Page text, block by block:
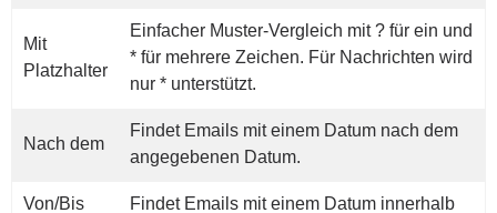
Mit
Platzhalter
Einfacher Muster-Vergleich mit ? für ein und
* für mehrere Zeichen. Für Nachrichten wird
nur * unterstützt.
Nach dem
Findet Emails mit einem Datum nach dem
angegebenen Datum.
Von/Bis
Findet Emails mit einem Datum innerhalb